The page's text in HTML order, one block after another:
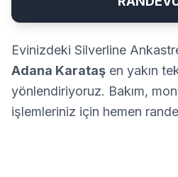
Evinizdeki Silverline
Adana Karataş en yakın
yönlendiriyoruz. Bakım,
işlemleriniz için hemen